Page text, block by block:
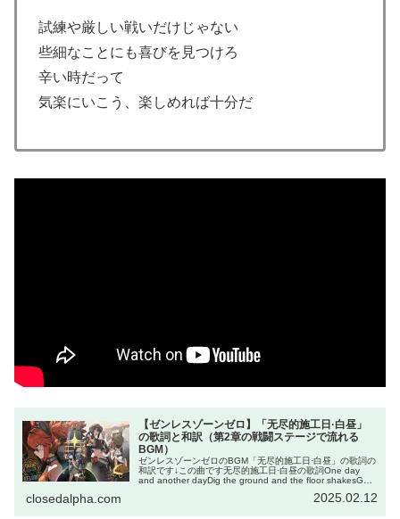
試練や厳しい戦いだけじゃない
些細なことにも喜びを見つけろ
辛い時だって
気楽にいこう、楽しめれば十分だ
【ゼンレスゾーンゼロ】「无尽的施工日·白昼」
の歌詞と和訳（第2章の戦闘ステージで流れる
BGM）
ゼンレスゾーンゼロのBGM「无尽的施工日·白昼」の歌詞の
和訳です↓この曲です无尽的施工日·白昼の歌詞One day
and another dayDig the ground and the floor shakesGet
closedalpha.com 2025.02.12